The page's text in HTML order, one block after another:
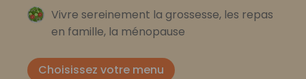
Vivre sereinement la grossesse, les repas
en famille, la ménopause
Choisissez votre menu